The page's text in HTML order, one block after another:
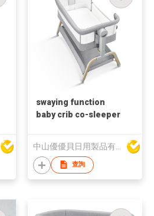
swaying function
baby crib co-sleeper
查詢